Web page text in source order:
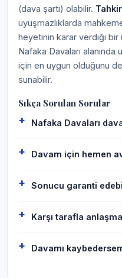
(dava şartı) olabilir.
uyuşmazlıklarda
heyetinin karar verdiği bir
Nafaka Davaları
için en uygun olduğunu
sunabilir.
Sıkça Sorulan Sorular
Nafaka Davaları
Davam için hemen
Sonucu garanti
Karşı tarafla
Davamı